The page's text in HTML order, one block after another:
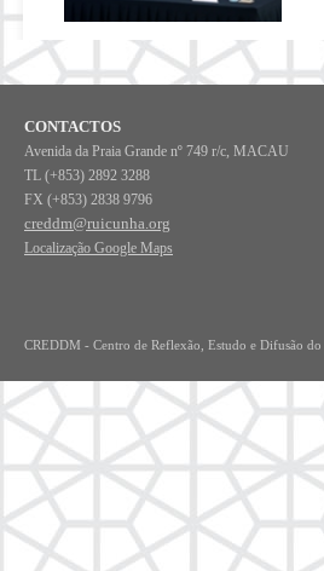
CONTACTOS
Avenida da Praia Grande nº 749 r/c, MACAU
TL (+853) 2892 3288
FX (+853) 2838 9796
creddm@ruicunha.org
Localização Google Maps
CREDDM - Centro de Reflexão, Estudo e Difusão